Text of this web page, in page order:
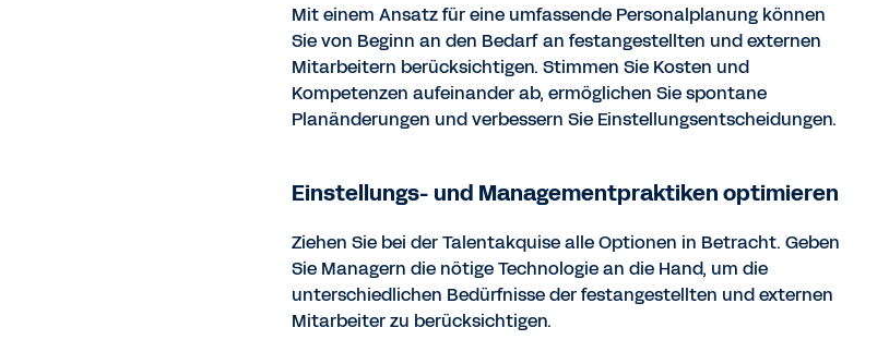
Mit einem Ansatz für eine umfassende Personalplanung können
Sie von Beginn an den Bedarf an festangestellten und externen
Mitarbeitern berücksichtigen. Stimmen Sie Kosten und
Kompetenzen aufeinander ab, ermöglichen Sie spontane
Planänderungen und verbessern Sie Einstellungsentscheidungen.
Einstellungs- und Managementpraktiken optimieren
Ziehen Sie bei der Talentakquise alle Optionen in Betracht. Geben
Sie Managern die nötige Technologie an die Hand, um die
unterschiedlichen Bedürfnisse der festangestellten und externen
Mitarbeiter zu berücksichtigen.